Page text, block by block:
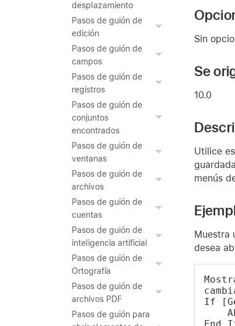
desplazamiento
Pasos de guión de
edición
Pasos de guión de
campos
Pasos de guión de
registros
Pasos de guión de
conjuntos
encontrados
Pasos de guión de
ventanas
Pasos de guión de
archivos
Pasos de guión de
cuentas
Pasos de guión de
inteligencia artificial
Pasos de guión de
Ortografía
Pasos de guión de
archivos PDF
Pasos de guión para
Sin
Se
10.0
Utilice
menús
Muestra
desea
If